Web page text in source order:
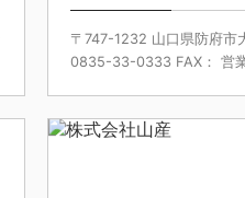
〒747-1232 山口県防府市
0835-33-0333 FAX： 営